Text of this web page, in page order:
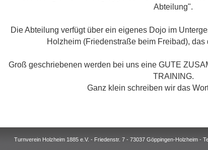
Abteilung".
Die Abteilung verfügt über ein eigenes Dojo im
Holzheim (Friedenstraße beim Freibad),
Groß geschriebenen werden bei uns eine GUTE
TRAINING.
Ganz klein schreiben wir das
Turnverein Holzheim 1885 e.V. - Friedenstr. 7 - 73037 Göppingen-Holzheim -